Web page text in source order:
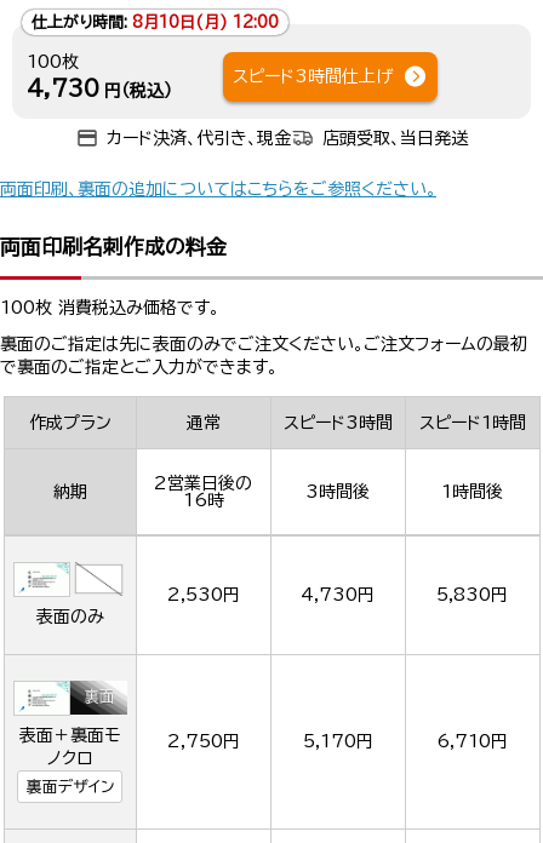
仕上がり時間: 8月10日(月) 12:00
100枚
4,730 円（税込）
スピード3時間仕上げ
カード決済、代引き、現金 店頭受取、当日発送
両面印刷、裏面の追加についてはこちらをご参照ください。
両面印刷名刺作成の料金
100枚 消費税込み価格です。
裏面のご指定は先に表面のみでご注文ください。ご注文フォームの最初
で裏面のご指定とご入力ができます。
作成プラン 通常 スピード3時間 スピード1時間
納期
2営業日後の
16時
3時間後 1時間後
表面のみ
2,530円 4,730円 5,830円
表面＋裏面モ
ノクロ
裏面デザイン
2,750円 5,170円 6,710円